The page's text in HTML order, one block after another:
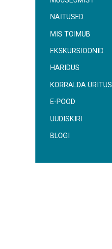
NÄITUSED
MIS TOIMUB
EKSKURSIOONID
HARIDUS
KORRALDA ÜRITUS
E-POOD
UUDISKIRI
BLOGI